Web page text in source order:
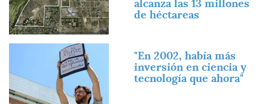
alcanza las 13 millones
de héctareas
"En 2002, había más
inversión en ciencia y
tecnología que ahora"